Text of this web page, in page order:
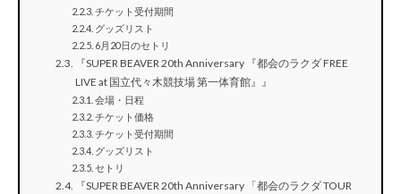
チケット受付期間
グッズリスト
6月20日のセトリ
『SUPER BEAVER 20th Anniversary 『都会のラクダ FREE
LIVE at 国立代々木競技場 第一体育館』』
会場・日程
チケット価格
チケット受付期間
グッズリスト
セトリ
『SUPER BEAVER 20th Anniversary 「都会のラクダ TOUR